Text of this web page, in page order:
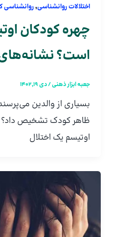
اختلالات روانشناسی,روانشناسی
چهره کودکان
است؟
جعبه ابزار ذهنی/دی 19, 1402
بسیاری از والدین
ظاهر کودک تشخیص
اوتیسم یک اختلال